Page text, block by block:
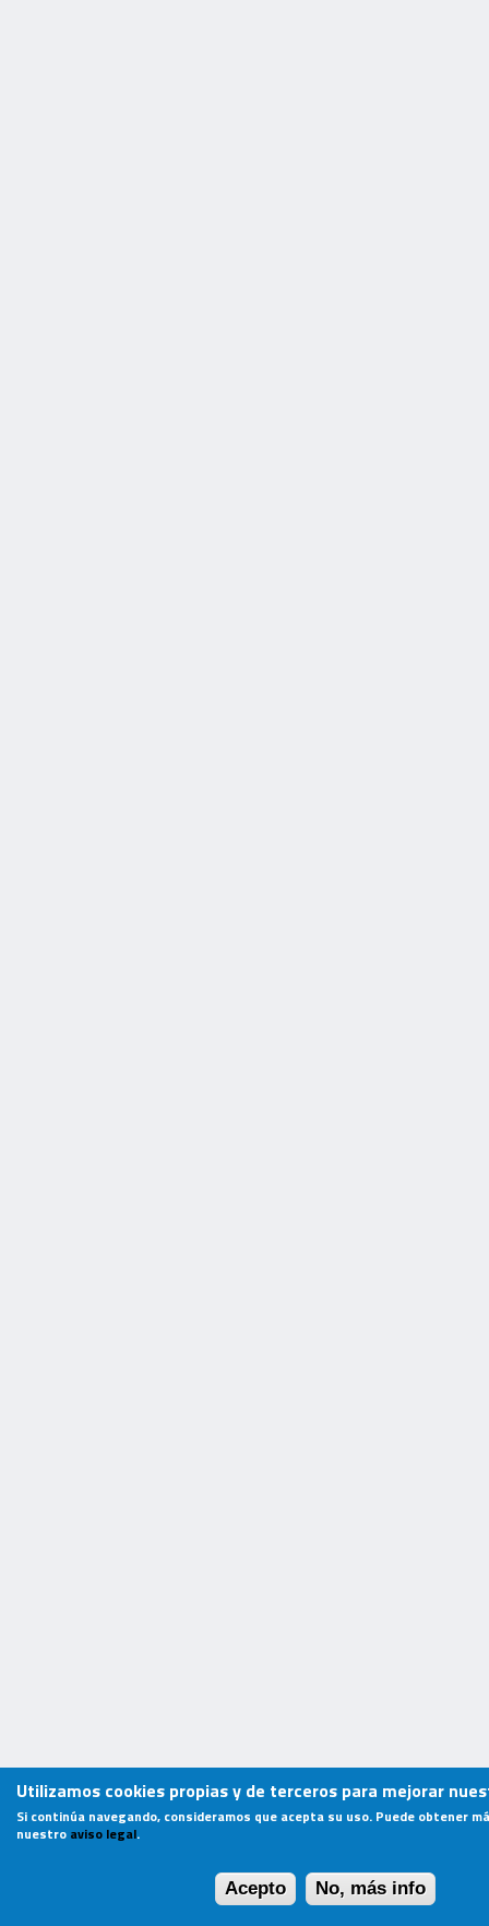
Utilizamos cookies propias y de terceros para mejorar
Si continúa navegando, consideramos que acepta su uso. Puede obtener
nuestro aviso legal.
Acepto No, más info